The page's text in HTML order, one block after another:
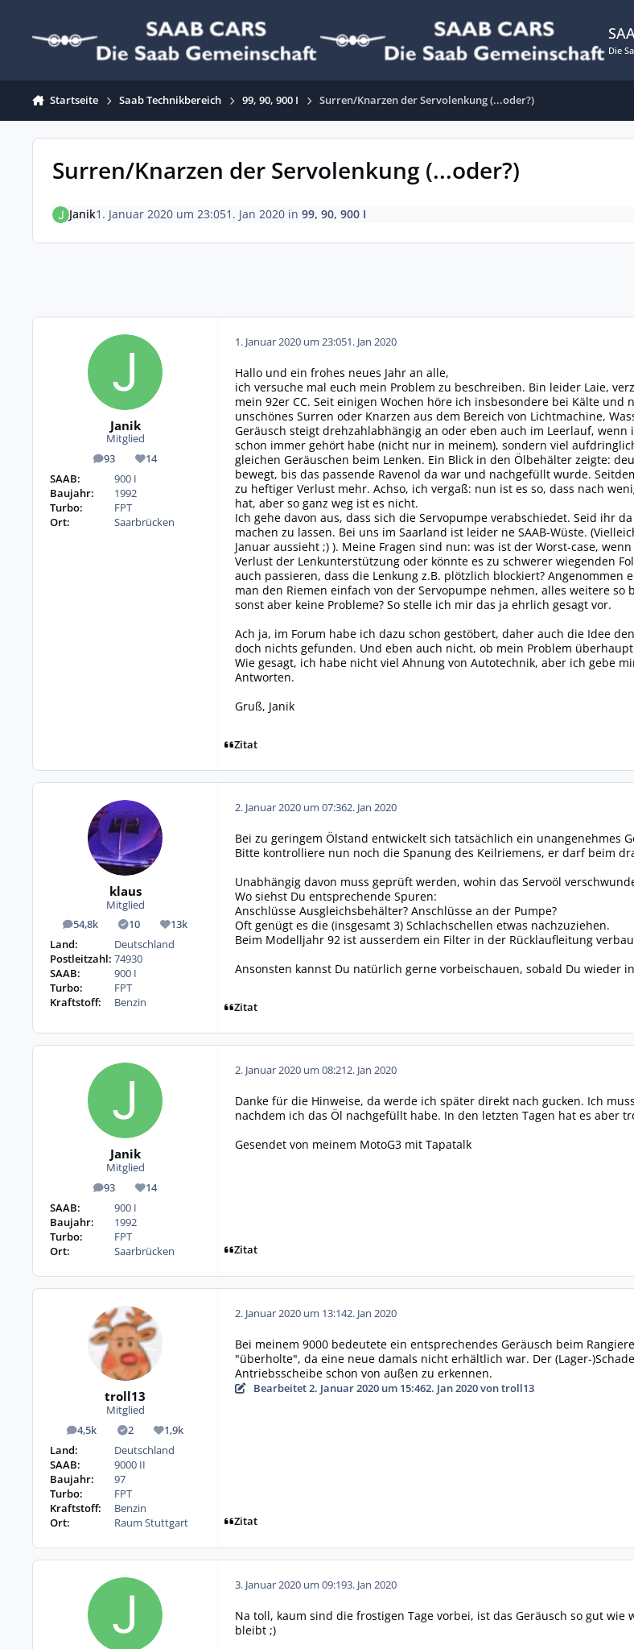
Die
Startseite Saab Technikbereich 99, 90, 900 I Surren/Knarzen der Servolenkung (...oder?)
Surren/Knarzen der Servolenkung (...oder?)
Janik1. Januar 2020 um 23:051. Jan 2020in 99, 90, 900 I
Janik
Mitglied
93
Beiträge 14
Reputation
SAAB:
900 I
Baujahr:
1992
Turbo:
FPT
Ort:
Saarbrücken
1. Januar 2020 um 23:051. Jan 2020
Hallo und ein frohes neues Jahr an alle,
ich versuche mal euch mein Problem zu beschreiben. Bin leider Laie,
mein 92er CC. Seit einigen Wochen höre ich insbesondere bei Kälte
unschönes Surren oder Knarzen aus dem Bereich von Lichtmachine,
Geräusch steigt drehzahlabhängig an oder eben auch im Leerlauf,
schon immer gehört habe (nicht nur in meinem), sondern viel
gleichen Geräuschen beim Lenken. Ein Blick in den Ölbehälter zeigte:
bewegt, bis das passende Ravenol da war und nachgefüllt wurde.
zu heftiger Verlust mehr. Achso, ich vergaß: nun ist es so, dass nach
hat, aber so ganz weg ist es nicht.
Ich gehe davon aus, dass sich die Servopumpe verabschiedet. Seid ihr
machen zu lassen. Bei uns im Saarland ist leider ne SAAB-Wüste.
Januar aussieht ;) ). Meine Fragen sind nun: was ist der Worst-case,
Verlust der Lenkunterstützung oder könnte es zu schwerer wiegenden
auch passieren, dass die Lenkung z.B. plötzlich blockiert?
man den Riemen einfach von der Servopumpe nehmen, alles weitere
sonst aber keine Probleme? So stelle ich mir das ja ehrlich gesagt vor.
Ach ja, im Forum habe ich dazu schon gestöbert, daher auch die Idee
doch nichts gefunden. Und eben auch nicht, ob mein Problem
Wie gesagt, ich habe nicht viel Ahnung von Autotechnik, aber ich gebe
Antworten.
Gruß, Janik
Zitat
klaus
Mitglied
54,8k
Beiträge 10
Lösungen13k
Reputation
Land:
Deutschland
Postleitzahl: 74930
SAAB:
900 I
Turbo:
FPT
Kraftstoff:
Benzin
2. Januar 2020 um 07:362. Jan 2020
Bei zu geringem Ölstand entwickelt sich tatsächlich ein unangenehmes
Bitte kontrolliere nun noch die Spanung des Keilriemens, er darf beim
Unabhängig davon muss geprüft werden, wohin das Servoöl
Wo siehst Du entsprechende Spuren:
Anschlüsse Ausgleichsbehälter? Anschlüsse an der Pumpe?
Oft genügt es die (insgesamt 3) Schlachschellen etwas nachzuziehen.
Beim Modelljahr 92 ist ausserdem ein Filter in der Rücklaufleitung
Ansonsten kannst Du natürlich gerne vorbeischauen, sobald Du wieder
Zitat
Janik
Mitglied
93
Beiträge 14
Reputation
SAAB:
900 I
Baujahr:
1992
Turbo:
FPT
Ort:
Saarbrücken
2. Januar 2020 um 08:212. Jan 2020
Danke für die Hinweise, da werde ich später direkt nach gucken. Ich
nachdem ich das Öl nachgefüllt habe. In den letzten Tagen hat es aber
Gesendet von meinem MotoG3 mit Tapatalk
Zitat
troll13
Mitglied
4,5k
Beiträge 2
Lösungen1,9k
Reputation
Land:
Deutschland
SAAB:
9000 II
Baujahr:
97
Turbo:
FPT
Kraftstoff:
Benzin
Ort:
Raum Stuttgart
2. Januar 2020 um 13:142. Jan 2020
Bei meinem 9000 bedeutete ein entsprechendes Geräusch beim
"überholte", da eine neue damals nicht erhältlich war. Der (Lager-
Antriebsscheibe schon von außen zu erkennen.
Bearbeitet2. Januar 2020 um 15:462. Jan 2020von troll13
Zitat
3. Januar 2020 um 09:193. Jan 2020
Na toll, kaum sind die frostigen Tage vorbei, ist das Geräusch so gut
bleibt ;)